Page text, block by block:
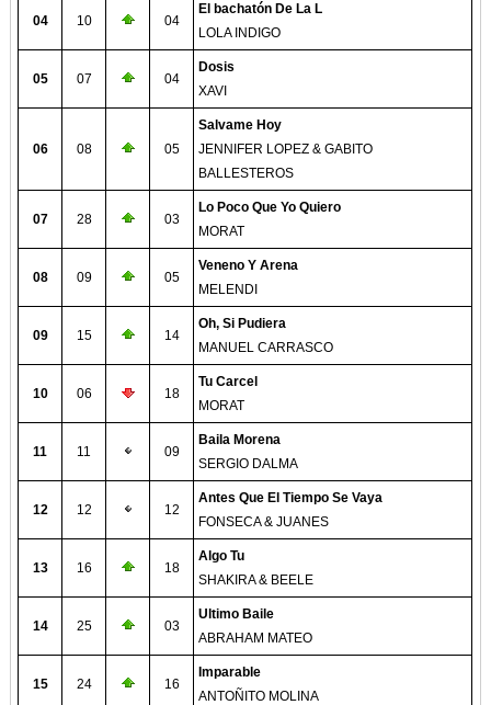
04 10 04
El bachatón De La L
LOLA INDIGO
05 07 04
Dosis
XAVI
06 08 05
Salvame Hoy
JENNIFER LOPEZ & GABITO
BALLESTEROS
07 28 03
Lo Poco Que Yo Quiero
MORAT
08 09 05
Veneno Y Arena
MELENDI
09 15 14
Oh, Si Pudiera
MANUEL CARRASCO
10 06 18
Tu Carcel
MORAT
11 11 09
Baila Morena
SERGIO DALMA
12 12 12
Antes Que El Tiempo Se Vaya
FONSECA & JUANES
13 16 18
Algo Tu
SHAKIRA & BEELE
14 25 03
Ultimo Baile
ABRAHAM MATEO
15 24 16
Imparable
ANTOÑITO MOLINA